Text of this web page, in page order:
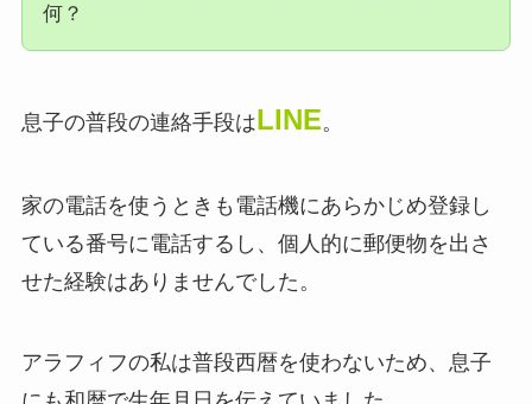
何？
息子の普段の連絡手段はLINE。
家の電話を使うときも電話機にあらかじめ登録し
ている番号に電話するし、個人的に郵便物を出さ
せた経験はありませんでした。
アラフィフの私は普段西暦を使わないため、息子